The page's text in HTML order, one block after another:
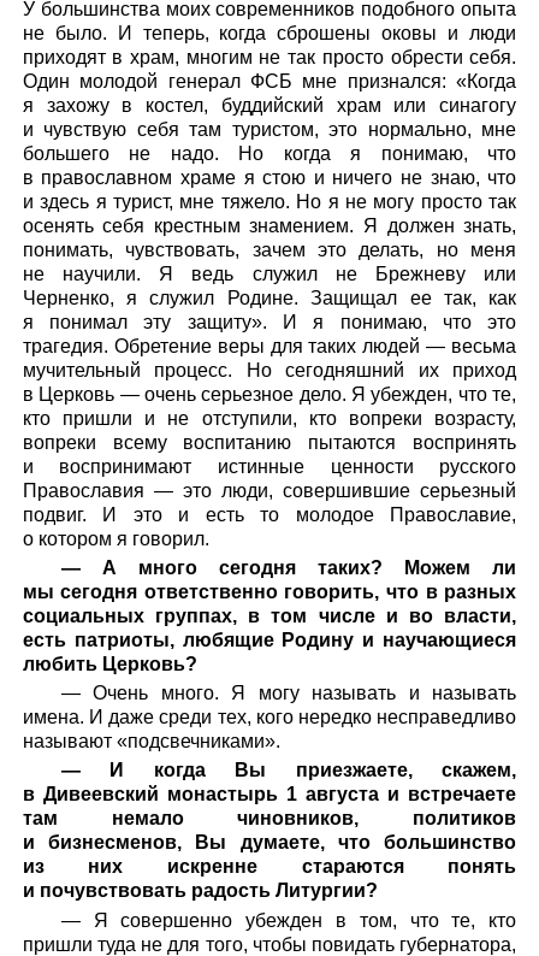
У большинства моих современников подобного опыта
не было. И теперь, когда сброшены оковы и люди
приходят в храм, многим не так просто обрести себя.
Один молодой генерал ФСБ мне признался: «Когда
я захожу в костел, буддийский храм или синагогу
и чувствую себя там туристом, это нормально, мне
большего не надо. Но когда я понимаю, что
в православном храме я стою и ничего не знаю, что
и здесь я турист, мне тяжело. Но я не могу просто так
осенять себя крестным знамением. Я должен знать,
понимать, чувствовать, зачем это делать, но меня
не научили. Я ведь служил не Брежневу или
Черненко, я служил Родине. Защищал ее так, как
я понимал эту защиту». И я понимаю, что это
трагедия. Обретение веры для таких людей — весьма
мучительный процесс. Но сегодняшний их приход
в Церковь — очень серьезное дело. Я убежден, что те,
кто пришли и не отступили, кто вопреки возрасту,
вопреки всему воспитанию пытаются воспринять
и воспринимают истинные ценности русского
Православия — это люди, совершившие серьезный
подвиг. И это и есть то молодое Православие,
о котором я говорил.
— А много сегодня таких? Можем ли
мы сегодня ответственно говорить, что в разных
социальных группах, в том числе и во власти,
есть патриоты, любящие Родину и научающиеся
любить Церковь?
— Очень много. Я могу называть и называть
имена. И даже среди тех, кого нередко несправедливо
называют «подсвечниками».
— И когда Вы приезжаете, скажем,
в Дивеевский монастырь 1 августа и встречаете
там немало чиновников, политиков
и бизнесменов, Вы думаете, что большинство
из них искренне стараются понять
и почувствовать радость Литургии?
— Я совершенно убежден в том, что те, кто
пришли туда не для того, чтобы повидать губернатора,